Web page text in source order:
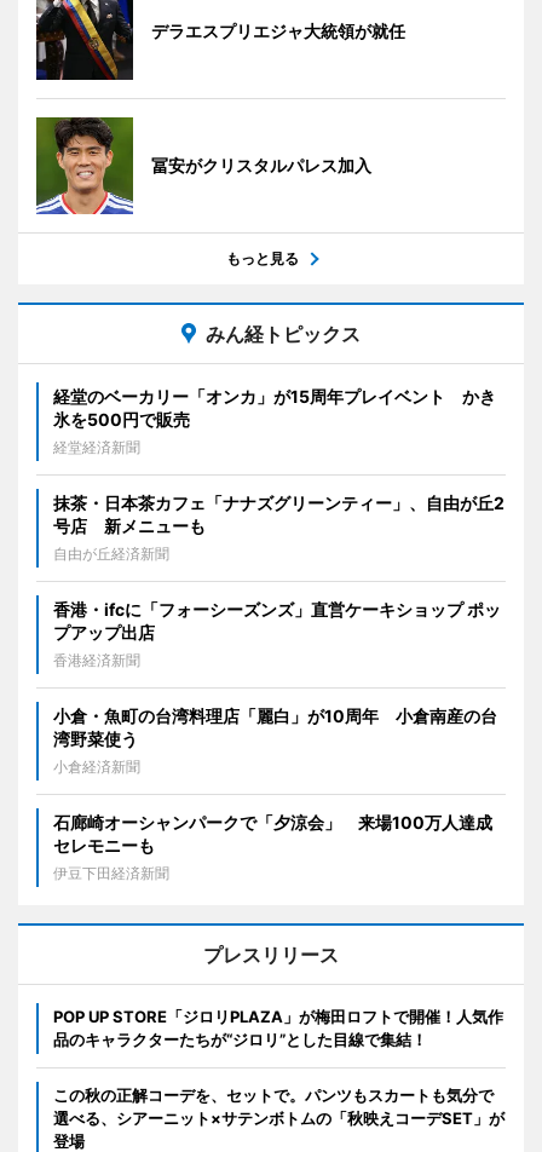
デラエスプリエジャ大統領が就任
冨安がクリスタルパレス加入
もっと見る
みん経トピックス
経堂のベーカリー「オンカ」が15周年プレイベント かき
氷を500円で販売
経堂経済新聞
抹茶・日本茶カフェ「ナナズグリーンティー」、自由が丘2
号店 新メニューも
自由が丘経済新聞
香港・ifcに「フォーシーズンズ」直営ケーキショップ ポッ
プアップ出店
香港経済新聞
小倉・魚町の台湾料理店「麗白」が10周年 小倉南産の台
湾野菜使う
小倉経済新聞
石廊崎オーシャンパークで「夕涼会」 来場100万人達成
セレモニーも
伊豆下田経済新聞
プレスリリース
POP UP STORE「ジロリPLAZA」が梅田ロフトで開催！人気作
品のキャラクターたちが“ジロリ”とした目線で集結！
この秋の正解コーデを、セットで。パンツもスカートも気分で
選べる、シアーニット×サテンボトムの「秋映えコーデSET」が
登場